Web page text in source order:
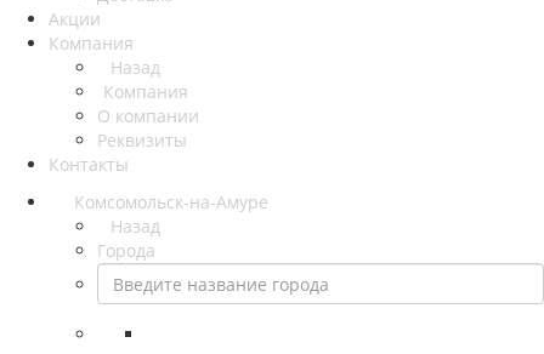
Акции
Компания
Назад
Компания
О компании
Реквизиты
Контакты
Комсомольск-на-Амуре
Назад
Города